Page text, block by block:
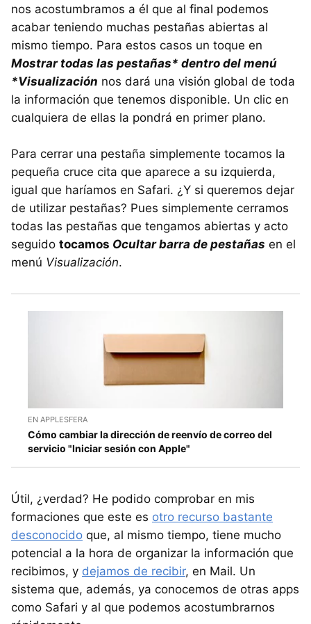
nos acostumbramos a él que al final podemos
acabar teniendo muchas pestañas abiertas al
mismo tiempo. Para estos casos un toque en
Mostrar todas las pestañas* dentro del menú
*Visualización nos dará una visión global de toda
la información que tenemos disponible. Un clic en
cualquiera de ellas la pondrá en primer plano.
Para cerrar una pestaña simplemente tocamos la
pequeña cruce cita que aparece a su izquierda,
igual que haríamos en Safari. ¿Y si queremos dejar
de utilizar pestañas? Pues simplemente cerramos
todas las pestañas que tengamos abiertas y acto
seguido tocamos Ocultar barra de pestañas en el
menú Visualización.
EN APPLESFERA
Cómo cambiar la dirección de reenvío de correo del
servicio "Iniciar sesión con Apple"
Útil, ¿verdad? He podido comprobar en mis
formaciones que este es otro recurso bastante
desconocido que, al mismo tiempo, tiene mucho
potencial a la hora de organizar la información que
recibimos, y dejamos de recibir, en Mail. Un
sistema que, además, ya conocemos de otras apps
como Safari y al que podemos acostumbrarnos